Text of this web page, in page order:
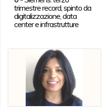
trimestre record, spinto da
digitalizzazione, data
center e infrastrutture